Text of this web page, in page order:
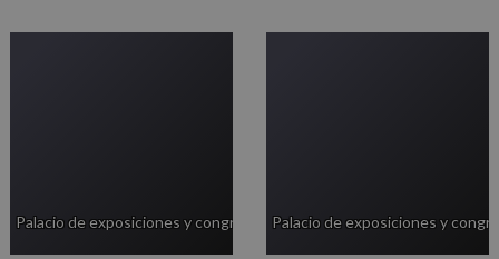
Palacio de exposiciones y congresos Palacio de exposiciones y